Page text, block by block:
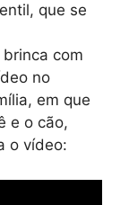
que se
com
no
em que
e o cão,
o vídeo: